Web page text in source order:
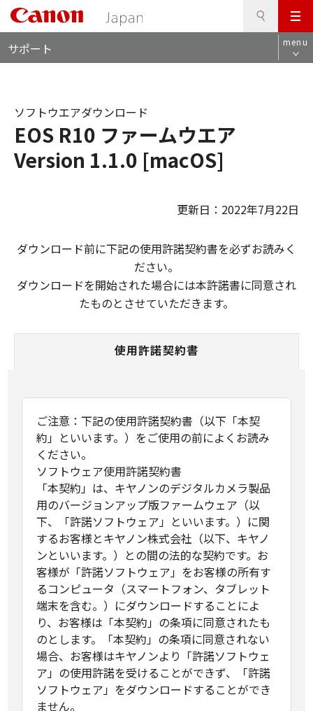
メ
ニ
ュ
サポート menu
EOS R10 ファームウエア
Version 1.1.0 [macOS]
ソフトウエアダウンロード
更新日：2022年7月22日
ダウンロード前に下記の使用許諾契約書を必ずお読みく
ださい。
ダウンロードを開始された場合には本許諾書に同意され
たものとさせていただきます。
使用許諾契約書
ご注意：下記の使用許諾契約書（以下「本契
約」といいます。）をご使用の前によくお読み
ください。
ソフトウェア使用許諾契約書
「本契約」は、キヤノンのデジタルカメラ製品
用のバージョンアップ版ファームウェア（以
下、「許諾ソフトウェア」といいます。）に関
するお客様とキヤノン株式会社（以下、キヤノ
ンといいます。）との間の法的な契約です。お
客様が「許諾ソフトウェア」をお客様の所有す
るコンピュータ（スマートフォン、タブレット
端末を含む。）にダウンロードすることによ
り、お客様は「本契約」の条項に同意されたも
のとします。「本契約」の条項に同意されない
場合、お客様はキヤノンより「許諾ソフトウェ
ア」の使用許諾を受けることができず、「許諾
ソフトウェア」をダウンロードすることができ
ません。